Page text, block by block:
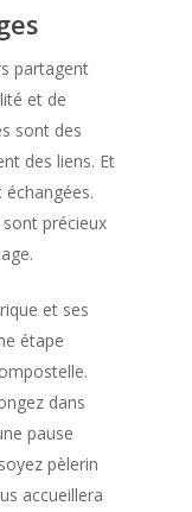
partagent
et de
sont des
des liens. Et
précieux
et ses
étape
dans
pause
pèlerin
accueillera